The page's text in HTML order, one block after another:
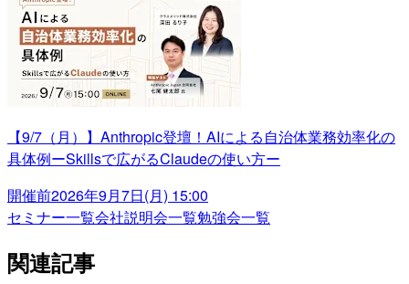
【9/7（月）】Anthropic登壇！AIによる自治体業務効率化の
具体例ーSkillsで広がるClaudeの使い方ー
開催前2026年9月7日(月) 15:00
セミナー一覧会社説明会一覧勉強会一覧
関連記事